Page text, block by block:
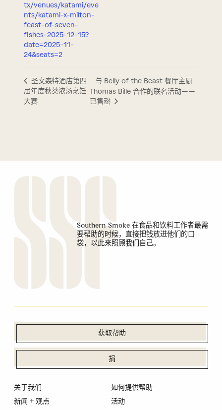
tx/venues/katami/eve
nts/katami-x-milton-
feast-of-seven-
fishes-2025-12-15?
date=2025-11-
24&seats=2
圣文森特酒店第四
届年度秋葵浓汤烹饪
大赛
与 Belly of the Beast 餐厅主厨
Thomas Bille 合作的联名活动——
已售罄
Southern Smoke 在食品和饮料工作者最需
要帮助的时候，直接把钱放进他们的口
袋，以此来照顾我们自己。
获取帮助
捐
关于我们
新闻 + 观点
如何提供帮助
活动